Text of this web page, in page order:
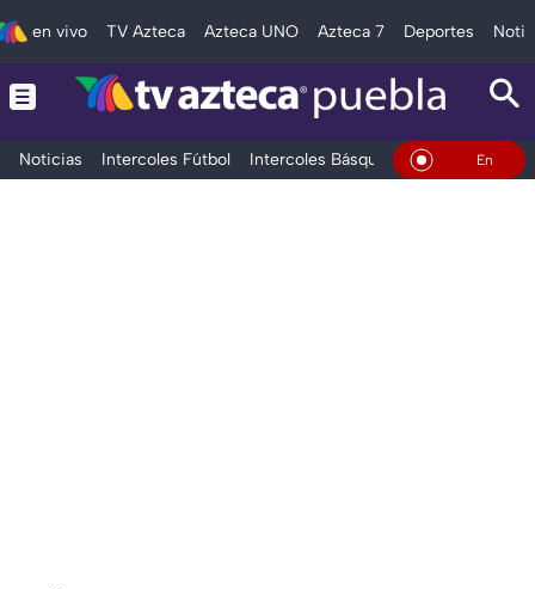
en vivo TV Azteca Azteca UNO Azteca 7 Deportes
Noticias Intercoles Fútbol Intercoles Básquetbol Deportes
En Vivo